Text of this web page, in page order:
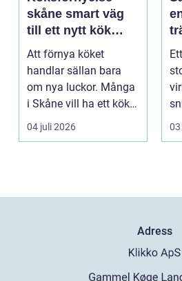
skåne smart väg
till ett nytt kök
utan helrenovering
Att förnya köket
handlar sällan bara
om nya luckor. Många
i Skåne vill ha ett kök
som fungerar bättr...
04 juli 2026
Adress